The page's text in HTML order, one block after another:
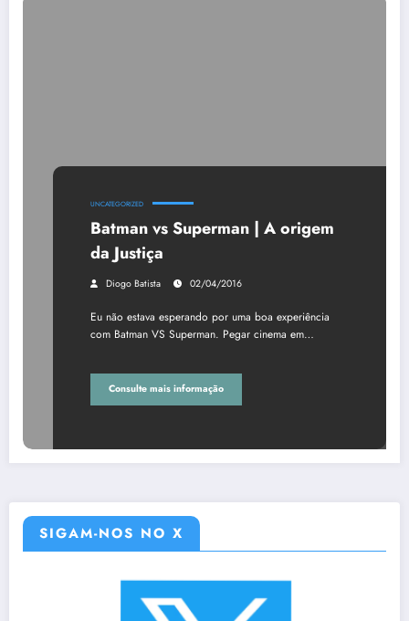
UNCATEGORIZED
Batman vs Superman | A origem
da Justiça
Diogo Batista 02/04/2016
Eu não estava esperando por uma boa experiência
com Batman VS Superman. Pegar cinema em…
Consulte mais informação
SIGAM-NOS NO X